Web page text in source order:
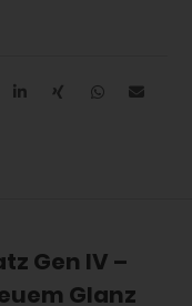
Gen IV –
Glanz